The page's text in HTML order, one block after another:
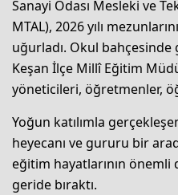
Sanayi Odası Mesleki ve
MTAL), 2026 yılı
uğurladı. Okul
Keşan İlçe Millî Eğitim
yöneticileri, öğretmenler,
Yoğun katılımla
heyecanı ve gururu bir
eğitim hayatlarının
geride bıraktı.